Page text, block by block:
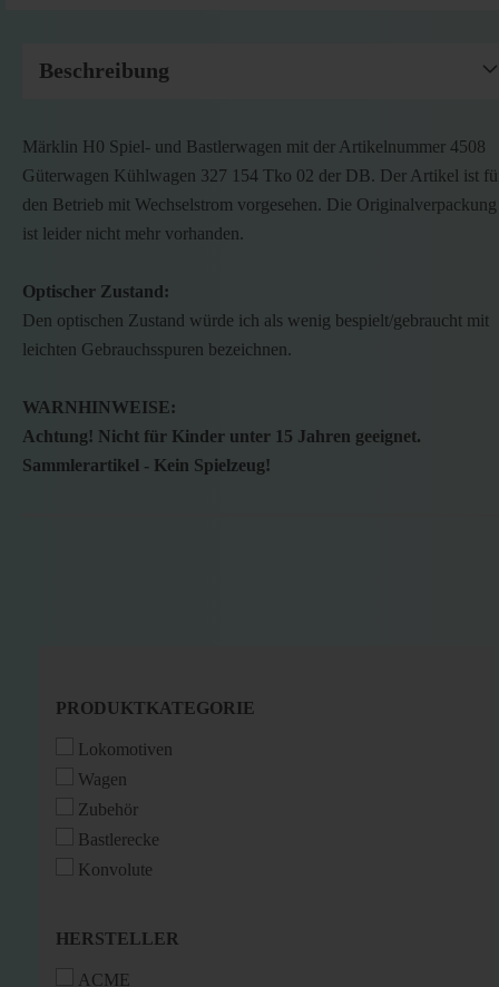
Beschreibung
Märklin H0 Spiel- und Bastlerwagen mit der Artikelnummer 4508
Güterwagen Kühlwagen 327 154 Tko 02 der DB. Der Artikel ist
den Betrieb mit Wechselstrom vorgesehen. Die Originalverpackung
ist leider nicht mehr vorhanden.
Optischer Zustand:
Den optischen Zustand würde ich als wenig bespielt/gebraucht mit
leichten Gebrauchsspuren bezeichnen.
WARNHINWEISE:
Achtung! Nicht für Kinder unter 15 Jahren geeignet.
Sammlerartikel - Kein Spielzeug!
PRODUKTKATEGORIE
PRODUKTKATEGORIE
Lokomotiven
Wagen
Zubehör
Bastlerecke
Konvolute
HERSTELLER
HERSTELLER
ACME